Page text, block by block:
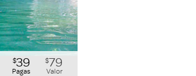
$39
Pagas
$79
Valor